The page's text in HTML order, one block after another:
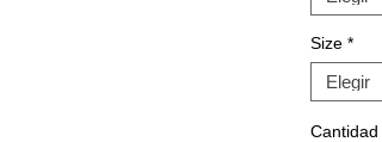
Size *
Cantidad